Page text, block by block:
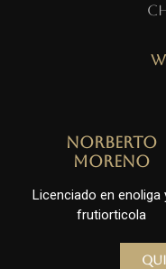
Norberto
Moreno
Licenciado en enoliga
frutiorticola